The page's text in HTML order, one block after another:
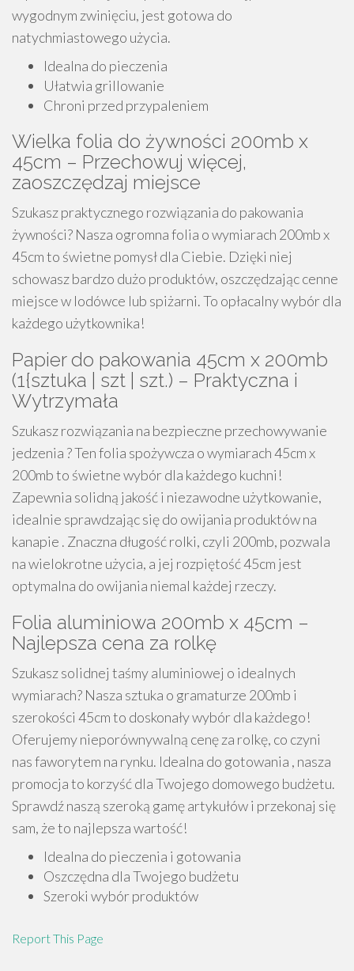
wygodnym zwinięciu, jest gotowa do
natychmiastowego użycia.
Idealna do pieczenia
Ułatwia grillowanie
Chroni przed przypaleniem
Wielka folia do żywności 200mb x
45cm – Przechowuj więcej,
zaoszczędzaj miejsce
Szukasz praktycznego rozwiązania do pakowania
żywności? Nasza ogromna folia o wymiarach 200mb x
45cm to świetne pomysł dla Ciebie. Dzięki niej
schowasz bardzo dużo produktów, oszczędzając cenne
miejsce w lodówce lub spiżarni. To opłacalny wybór dla
każdego użytkownika!
Papier do pakowania 45cm x 200mb
(1{sztuka | szt | szt.) – Praktyczna i
Wytrzymała
Szukasz rozwiązania na bezpieczne przechowywanie
jedzenia ? Ten folia spożywcza o wymiarach 45cm x
200mb to świetne wybór dla każdego kuchni!
Zapewnia solidną jakość i niezawodne użytkowanie,
idealnie sprawdzając się do owijania produktów na
kanapie . Znaczna długość rolki, czyli 200mb, pozwala
na wielokrotne użycia, a jej rozpiętość 45cm jest
optymalna do owijania niemal każdej rzeczy.
Folia aluminiowa 200mb x 45cm –
Najlepsza cena za rolkę
Szukasz solidnej taśmy aluminiowej o idealnych
wymiarach? Nasza sztuka o gramaturze 200mb i
szerokości 45cm to doskonały wybór dla każdego!
Oferujemy nieporównywalną cenę za rolkę, co czyni
nas faworytem na rynku. Idealna do gotowania , nasza
promocja to korzyść dla Twojego domowego budżetu.
Sprawdź naszą szeroką gamę artykułów i przekonaj się
sam, że to najlepsza wartość!
Idealna do pieczenia i gotowania
Oszczędna dla Twojego budżetu
Szeroki wybór produktów
Report This Page